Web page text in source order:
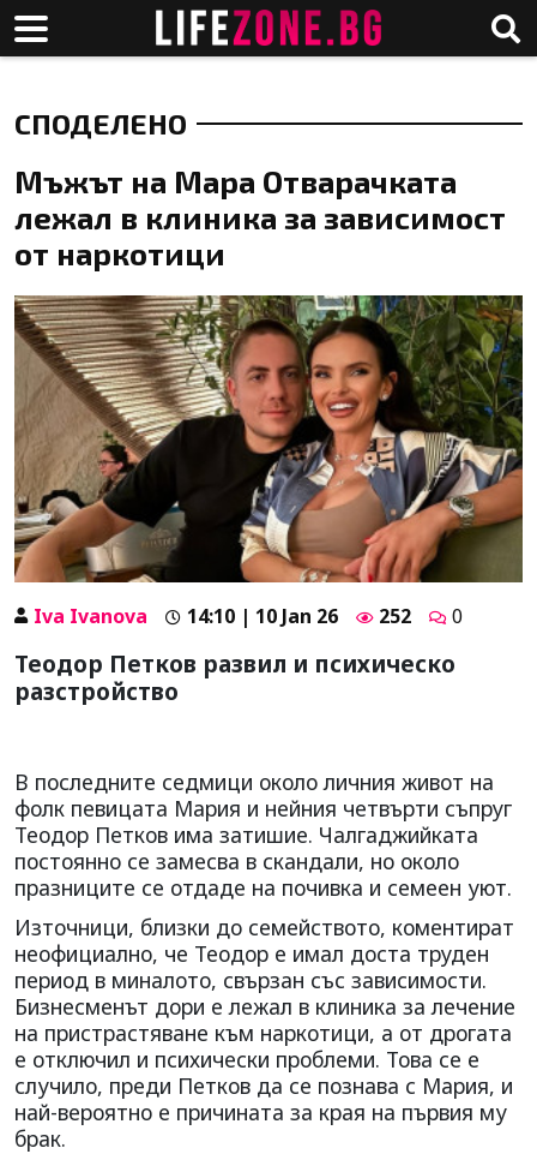
СПОДЕЛЕНО
Мъжът на Мара Отварачката
лежал в клиника за зависимост
от наркотици
Iva Ivanova 14:10 | 10 Jan 26 252 0
Теодор Петков развил и психическо
разстройство
В последните седмици около личния живот на
фолк певицата Мария и нейния четвърти съпруг
Теодор Петков има затишие. Чалгаджийката
постоянно се замесва в скандали, но около
празниците се отдаде на почивка и семеен уют.
Източници, близки до семейството, коментират
неофициално, че Теодор е имал доста труден
период в миналото, свързан със зависимости.
Бизнесменът дори е лежал в клиника за лечение
на пристрастяване към наркотици, а от дрогата
е отключил и психически проблеми. Това се е
случило, преди Петков да се познава с Мария, и
най-вероятно е причината за края на първия му
брак.